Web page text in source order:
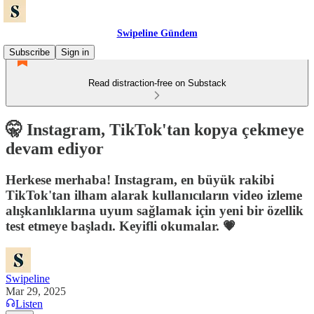
Swipeline Gündem
Subscribe
Sign in
Read distraction-free on Substack
🤫 Instagram, TikTok'tan kopya çekmeye
devam ediyor
Herkese merhaba! Instagram, en büyük rakibi
TikTok'tan ilham alarak kullanıcıların video izleme
alışkanlıklarına uyum sağlamak için yeni bir özellik
test etmeye başladı. Keyifli okumalar. 💗
Swipeline
Mar 29, 2025
Listen